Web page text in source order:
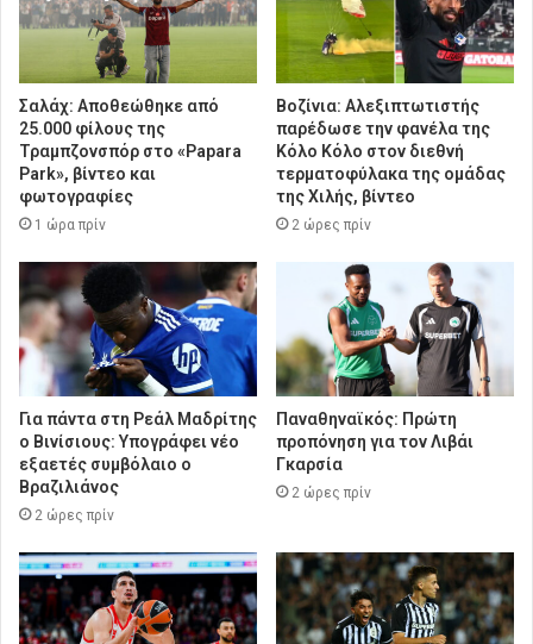
Σαλάχ: Αποθεώθηκε από
25.000 φίλους της
Τραμπζονσπόρ στο «Papara
Park», βίντεο και
φωτογραφίες
1 ώρα πρίν
Βοζίνια: Αλεξιπτωτιστής
παρέδωσε την φανέλα της
Κόλο Κόλο στον διεθνή
τερματοφύλακα της ομάδας
της Χιλής, βίντεο
2 ώρες πρίν
Για πάντα στη Ρεάλ Μαδρίτης
ο Βινίσιους: Υπογράφει νέο
εξαετές συμβόλαιο ο
Βραζιλιάνος
2 ώρες πρίν
Παναθηναϊκός: Πρώτη
προπόνηση για τον Λιβάι
Γκαρσία
2 ώρες πρίν